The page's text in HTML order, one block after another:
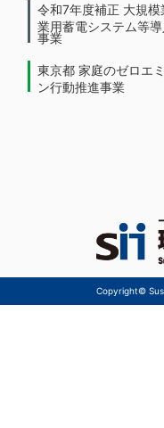
令和7年度補正 大規模
業用蓄電システム等
事業
東京都 家庭のゼロエ
ン行動推進事業
Copyright©